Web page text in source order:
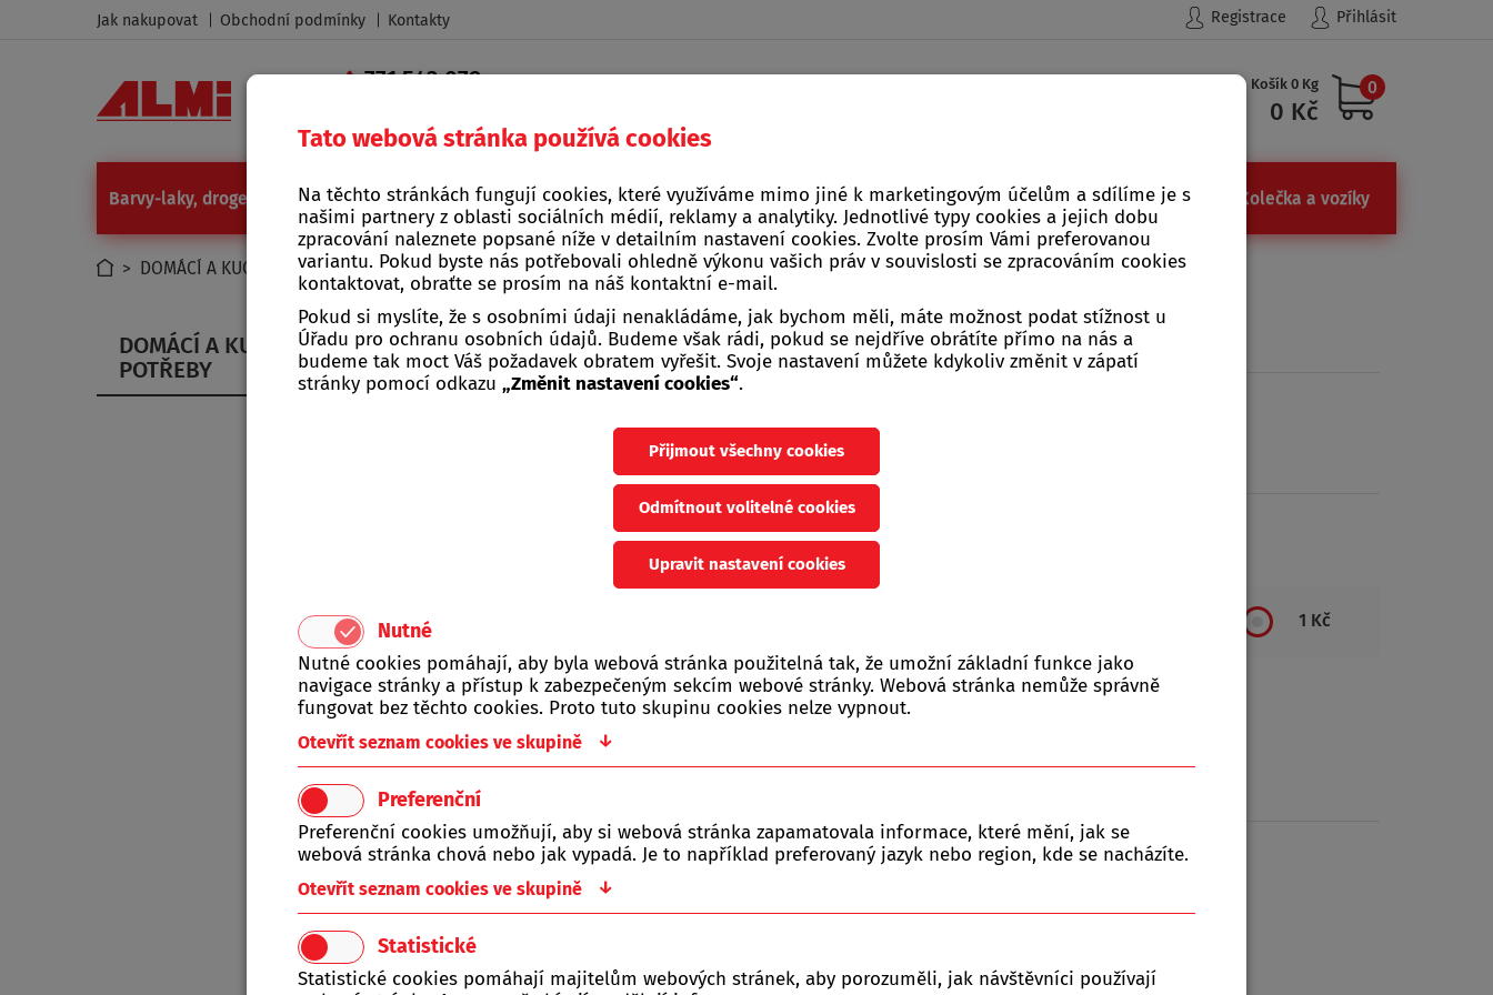
Tato webová stránka používá cookies
Na těchto stránkách fungují cookies, které využíváme mimo jiné k marketingovým účelům a sdílíme je s
našimi partnery z oblasti sociálních médií, reklamy a analytiky. Jednotlivé typy cookies a jejich dobu
zpracování naleznete popsané níže v detailním nastavení cookies. Zvolte prosím Vámi preferovanou
variantu. Pokud byste nás potřebovali ohledně výkonu vašich práv v souvislosti se zpracováním cookies
kontaktovat, obraťte se prosím na náš kontaktní e-mail.
Pokud si myslíte, že s osobními údaji nenakládáme, jak bychom měli, máte možnost podat stížnost u
Úřadu pro ochranu osobních údajů. Budeme však rádi, pokud se nejdříve obrátíte přímo na nás a
budeme tak moct Váš požadavek obratem vyřešit. Svoje nastavení můžete kdykoliv změnit v zápatí
stránky pomocí odkazu „Změnit nastavení cookies“.
Přijmout všechny cookies
Odmítnout volitelné cookies
Upravit nastavení cookies
Nutné
Nutné cookies pomáhají, aby byla webová stránka použitelná tak, že umožní základní funkce jako
navigace stránky a přístup k zabezpečeným sekcím webové stránky. Webová stránka nemůže správně
fungovat bez těchto cookies. Proto tuto skupinu cookies nelze vypnout.
Otevřít seznam cookies ve skupině ↓
Preferenční
Preferenční cookies umožňují, aby si webová stránka zapamatovala informace, které mění, jak se
webová stránka chová nebo jak vypadá. Je to například preferovaný jazyk nebo region, kde se nacházíte.
Otevřít seznam cookies ve skupině ↓
Statistické
Statistické cookies pomáhají majitelům webových stránek, aby porozuměli, jak návštěvníci používají
Jak nakupovat Obchodní podmínky Kontakty Registrace Přihlásit
771 543 079 Košík 0 Kg
0 Kč
0
Barvy-laky, drogerie Camping a grilování Dílna, stavba, zahrada
Domácí a kuchyňské
potřeby
Žebříky, štafle, schůdky Železářství, kamna Kolečka a vozíky
> DOMÁCÍ A KUCHYŇSKÉ POTŘEBY>KUCHYNĚ >Skladování a balení potravin> Svačinové boxy
DOMÁCÍ A KUCHYŇSKÉ
POTŘEBY
Počet zobrazených produktů:
1 Kč
Produkty řazeny dle:
A-Z
Tato kategorie je prázdná.